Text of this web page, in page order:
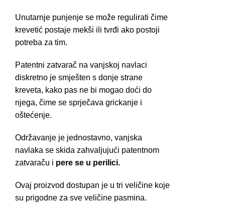
Unutarnje punjenje se može regulirati čime
krevetić postaje mekši ili tvrđi ako postoji
potreba za tim.
Patentni zatvarač na vanjskoj navlaci
diskretno je smješten s donje strane
kreveta, kako pas ne bi mogao doći do
njega, čime se sprječava grickanje i
oštećenje.
Održavanje je jednostavno, vanjska
navlaka se skida zahvaljujući patentnom
zatvaraču i pere se u perilici.
Ovaj proizvod dostupan je u tri veličine koje
su prigodne za sve veličine pasmina.